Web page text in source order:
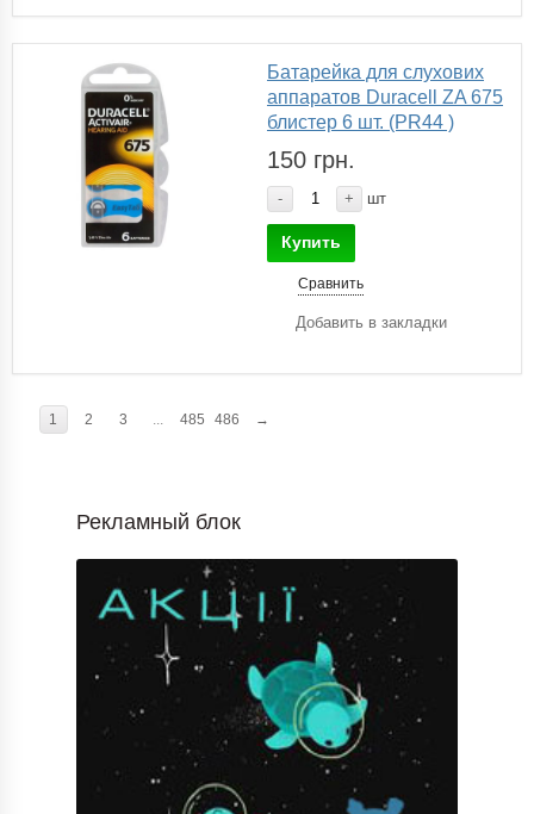
Батарейка для слухових
аппаратов Duracell ZA 675
блистер 6 шт. (PR44 )
150 грн.
- + шт
Купить
Сравнить
Добавить в закладки
1 2 3 485 486 →
Рекламный блок